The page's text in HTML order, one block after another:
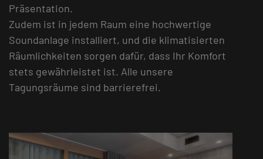
Präsentation.
Zudem ist in jedem Raum eine hochwertige
Soundanlage installiert, und die klimatisierten
Räumlichkeiten sorgen dafür, dass Ihr Komfort
stets gewährleistet ist. Alle unsere
Tagungsräume sind barrierefrei.